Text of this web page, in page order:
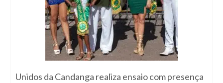
Unidos da Candanga realiza ensaio com presença